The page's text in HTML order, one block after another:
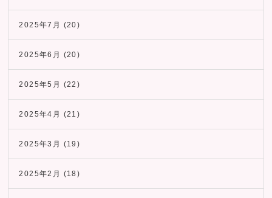
2025年7月 (20)
2025年6月 (20)
2025年5月 (22)
2025年4月 (21)
2025年3月 (19)
2025年2月 (18)